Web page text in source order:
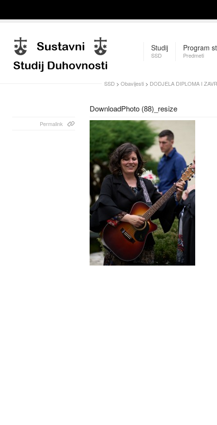
Studij
SSD
Program
Predmeti
SSD > Obavijesti > DODJELA DIPLOMA I
DownloadPhoto (88)_resize
Permalink